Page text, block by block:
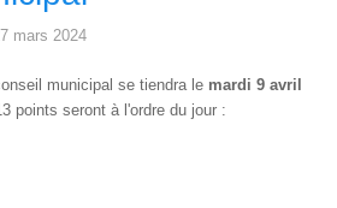
mars 2024
municipal se tiendra le mardi 9 avril
points seront à l'ordre du jour :